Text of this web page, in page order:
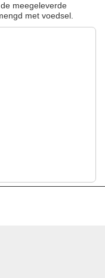
meegeleverde
met voedsel.